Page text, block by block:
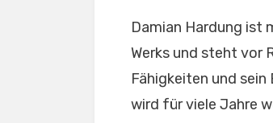
Damian Hardung ist
Werks und steht vor
Fähigkeiten und
wird für viele Jahre